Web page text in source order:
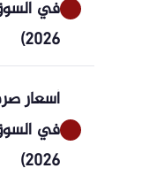
2026)
أسعار
2026)